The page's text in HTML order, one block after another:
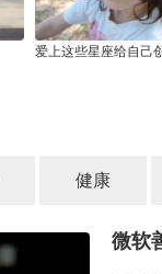
爱上这些星座给自己
健康
微软